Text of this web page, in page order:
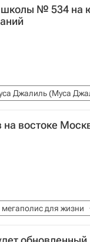
школы № 534 на
Джалиль (Муса
Социальная
на востоке
для жизни
(Москва)